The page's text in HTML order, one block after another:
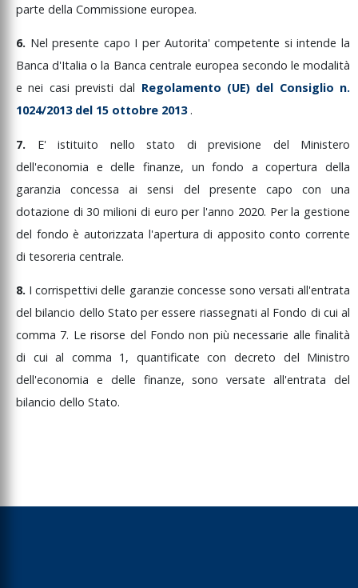
parte della Commissione europea.
6. Nelpresente capo Iper Autorita'competente siintendela
Bancad'Italiaola Banca centrale europea secondo lemodalità
enei casiprevistidal Regolamento (UE) del Consiglio n.
1024/2013 del 15 ottobre 2013 .
7. E' istituito nello stato di previsione del Ministero
dell'economia edelle finanze, unfondo acopertura della
garanziaconcessaaisensi del presente capo con una
dotazione di30milioni di europerl'anno 2020. Perla gestione
del fondoè autorizzata l'aperturadi appositoconto corrente
di tesoreria centrale.
8. Icorrispettividelle garanzie concesse sono versati all'entrata
delbilancio dello Statoperessere riassegnati al Fondo di cuial
comma 7. Lerisorse del Fondonon piùnecessarie allefinalità
di cuial comma 1, quantificatecon decreto del Ministro
dell'economia e delle finanze,sonoversateall'entratadel
bilancio dello Stato.